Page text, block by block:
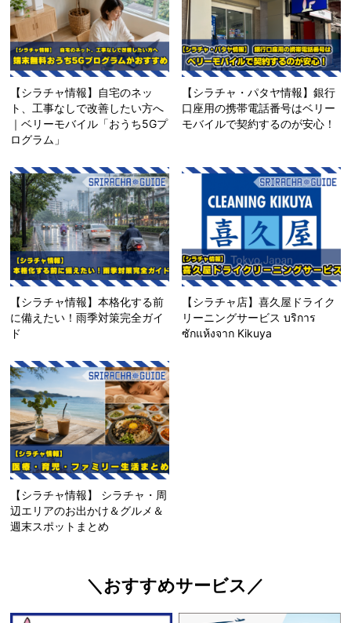
【シラチャ情報】自宅のネッ
ト、工事なしで改善したい方へ
｜ベリーモバイル「おうち5Gプ
ログラム」
【シラチャ・パタヤ情報】銀行
口座用の携帯電話番号はベリー
モバイルで契約するのが安心！
【シラチャ情報】本格化する前
に備えたい！雨季対策完全ガイ
ド
【シラチャ店】喜久屋ドライク
リーニングサービス บริการ
ซักแห้งจาก Kikuya
【シラチャ情報】 シラチャ・周
辺エリアのお出かけ＆グルメ＆
週末スポットまとめ
＼おすすめサービス／